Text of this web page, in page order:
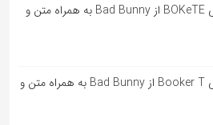
آهنگ اسپانیایی BOKeTE از Bad Bunny به همراه متن و
آهنگ اسپانیایی Booker T از Bad Bunny به همراه متن و